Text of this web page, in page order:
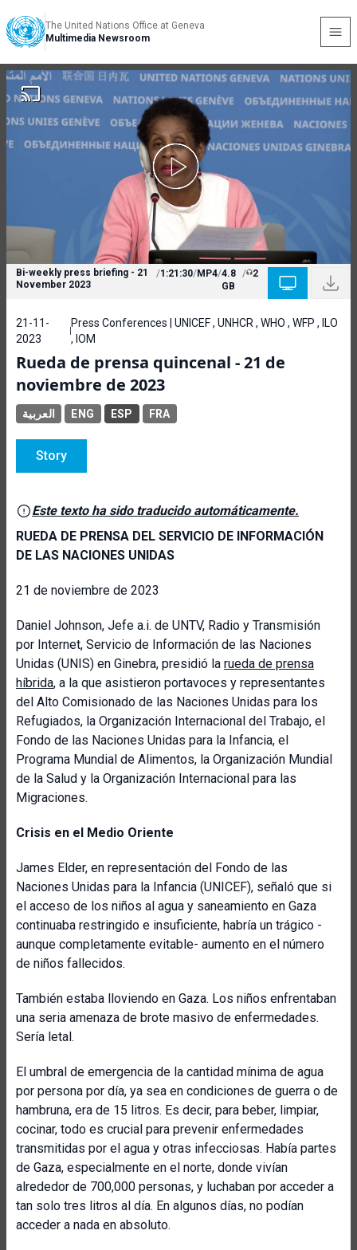
The United Nations Office at Geneva
Multimedia Newsroom
Bi-weekly press briefing - 21
November 2023
/1:21:30/MP4/4.8
GB
/ 2
21-11-
2023
Press Conferences | UNICEF , UNHCR , WHO , WFP , ILO
, IOM
Rueda de prensa quincenal - 21 de
noviembre de 2023
العربية ENG ESP FRA
Story
Este texto ha sido traducido automáticamente.
RUEDA DE PRENSA DEL SERVICIO DE INFORMACIÓN
DE LAS NACIONES UNIDAS
21 de noviembre de 2023
Daniel Johnson, Jefe a.i. de UNTV, Radio y Transmisión
por Internet, Servicio de Información de las Naciones
Unidas (UNIS) en Ginebra, presidió la rueda de prensa
híbrida, a la que asistieron portavoces y representantes
del Alto Comisionado de las Naciones Unidas para los
Refugiados, la Organización Internacional del Trabajo, el
Fondo de las Naciones Unidas para la Infancia, el
Programa Mundial de Alimentos, la Organización Mundial
de la Salud y la Organización Internacional para las
Migraciones.
Crisis en el Medio Oriente
James Elder, en representación del Fondo de las
Naciones Unidas para la Infancia (UNICEF), señaló que si
el acceso de los niños al agua y saneamiento en Gaza
continuaba restringido e insuficiente, habría un trágico -
aunque completamente evitable- aumento en el número
de niños fallecidos.
También estaba lloviendo en Gaza. Los niños enfrentaban
una seria amenaza de brote masivo de enfermedades.
Sería letal.
El umbral de emergencia de la cantidad mínima de agua
por persona por día, ya sea en condiciones de guerra o de
hambruna, era de 15 litros. Es decir, para beber, limpiar,
cocinar, todo es crucial para prevenir enfermedades
transmitidas por el agua y otras infecciosas. Había partes
de Gaza, especialmente en el norte, donde vivían
alrededor de 700,000 personas, y luchaban por acceder a
tan solo tres litros al día. En algunos días, no podían
acceder a nada en absoluto.